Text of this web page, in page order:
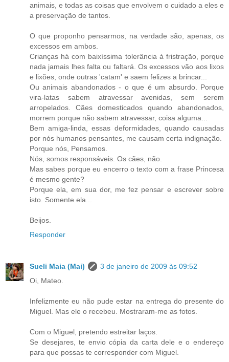
animais, e todas as coisas que envolvem o cuidado a eles e
a preservação de tantos.
O que proponho pensarmos, na verdade são, apenas, os
excessos em ambos.
Crianças há com baixíssima tolerância à fristração, porque
nada jamais lhes falta ou faltará. Os excessos vão aos lixos
e lixões, onde outras 'catam' e saem felizes a brincar...
Ou animais abandonados - o que é um absurdo. Porque
vira-latas sabem atravessar avenidas, sem serem
arropelados. Cães domesticados quando abandonados,
morrem porque não sabem atravessar, coisa alguma...
Bem amiga-linda, essas deformidades, quando causadas
por nós humanos pensantes, me causam certa indignação.
Porque nós, Pensamos.
Nós, somos responsáveis. Os cães, não.
Mas sabes porque eu encerro o texto com a frase Princesa
é mesmo gente?
Porque ela, em sua dor, me fez pensar e escrever sobre
isto. Somente ela...
Beijos.
Responder
Sueli Maia (Mai)
3 de janeiro de 2009 às 09:52
Oi, Mateo.
Infelizmente eu não pude estar na entrega do presente do
Miguel. Mas ele o recebeu. Mostraram-me as fotos.
Com o Miguel, pretendo estreitar laços.
Se desejares, te envio cópia da carta dele e o endereço
para que possas te corresponder com Miguel.